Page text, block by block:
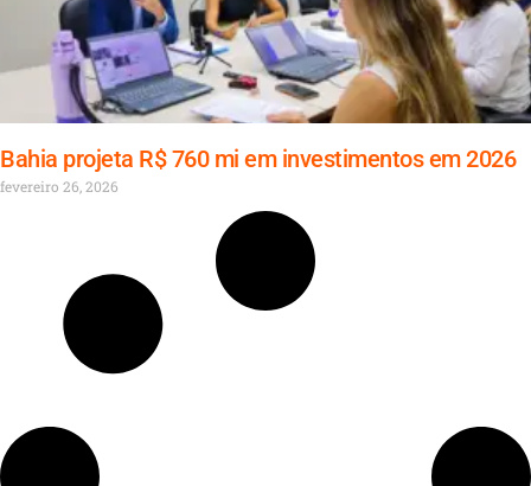
Bahia projeta R$ 760 mi em investimentos em 2026
fevereiro 26, 2026